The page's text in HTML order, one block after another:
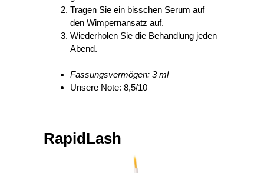
Tragen Sie ein bisschen Serum auf
den Wimpernansatz auf.
Wiederholen Sie die Behandlung jeden
Abend.
Fassungsvermögen: 3 ml
Unsere Note: 8,5/10
RapidLash